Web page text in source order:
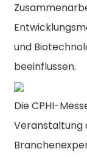
und
beeinflussen.
Die CPHI-
Veranstaltung